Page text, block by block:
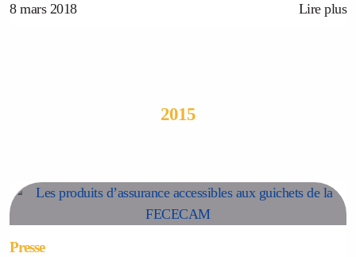
8 mars 2018 Lire plus
2015
Presse